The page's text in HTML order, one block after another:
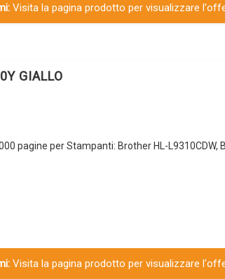
Visita la pagina prodotto per visualizzare
GIALLO
pagine per Stampanti: Brother HL-L9310CDW,
Visita la pagina prodotto per visualizzare